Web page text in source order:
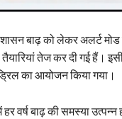
बाढ़ को लेकर अलर्ट मोड
तेज कर दी गई हैं।
का आयोजन किया गया।
वर्ष बाढ़ की समस्या